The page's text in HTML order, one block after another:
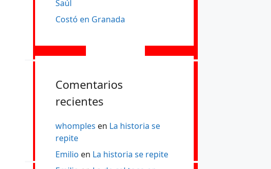
Saúl
Costó en Granada
Comentarios
recientes
whomples en La historia se
repite
Emilio en La historia se repite